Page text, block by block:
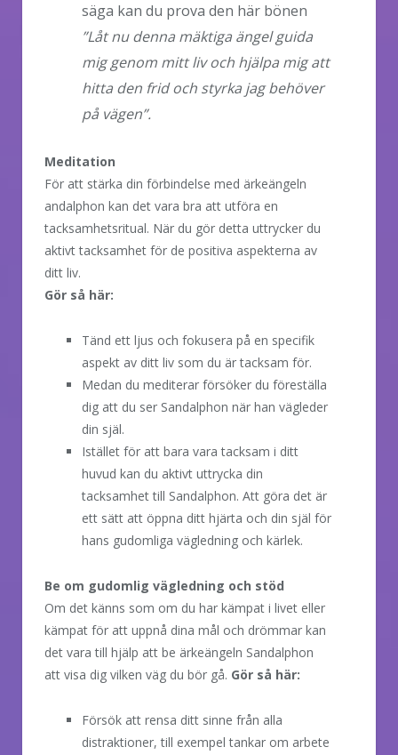
säga kan du prova den här bönen
”Låt nu denna mäktiga ängel guida
mig genom mitt liv och hjälpa mig att
hitta den frid och styrka jag behöver
på vägen”.
Meditation
För att stärka din förbindelse med ärkeängeln
andalphon kan det vara bra att utföra en
tacksamhetsritual. När du gör detta uttrycker du
aktivt tacksamhet för de positiva aspekterna av
ditt liv.
Gör så här:
Tänd ett ljus och fokusera på en specifik
aspekt av ditt liv som du är tacksam för.
Medan du mediterar försöker du föreställa
dig att du ser Sandalphon när han vägleder
din själ.
Istället för att bara vara tacksam i ditt
huvud kan du aktivt uttrycka din
tacksamhet till Sandalphon. Att göra det är
ett sätt att öppna ditt hjärta och din själ för
hans gudomliga vägledning och kärlek.
Be om gudomlig vägledning och stöd
Om det känns som om du har kämpat i livet eller
kämpat för att uppnå dina mål och drömmar kan
det vara till hjälp att be ärkeängeln Sandalphon
att visa dig vilken väg du bör gå. Gör så här:
Försök att rensa ditt sinne från alla
distraktioner, till exempel tankar om arbete